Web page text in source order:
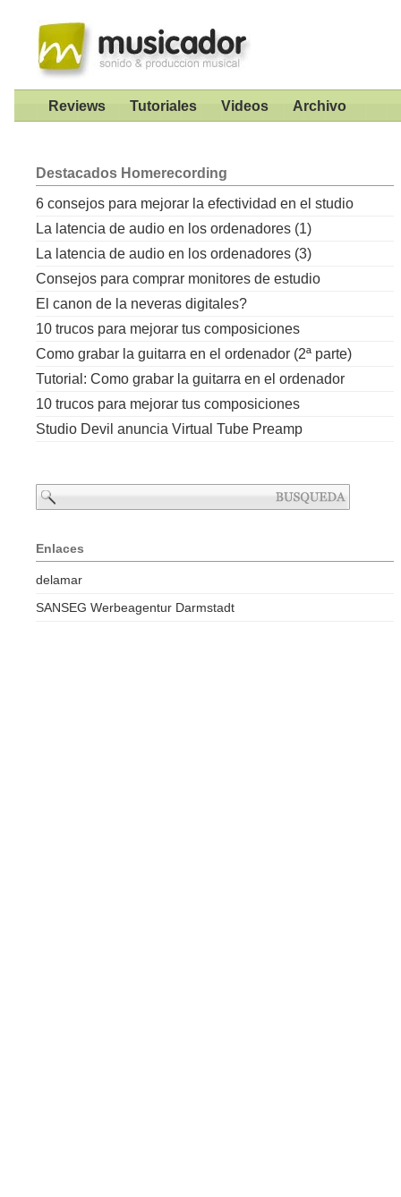
Reviews Tutoriales Videos Archivo
Destacados Homerecording
6 consejos para mejorar la efectividad en el studio
La latencia de audio en los ordenadores (1)
La latencia de audio en los ordenadores (3)
Consejos para comprar monitores de estudio
El canon de la neveras digitales?
10 trucos para mejorar tus composiciones
Como grabar la guitarra en el ordenador (2ª parte)
Tutorial: Como grabar la guitarra en el ordenador
10 trucos para mejorar tus composiciones
Studio Devil anuncia Virtual Tube Preamp
Enlaces
delamar
SANSEG Werbeagentur Darmstadt